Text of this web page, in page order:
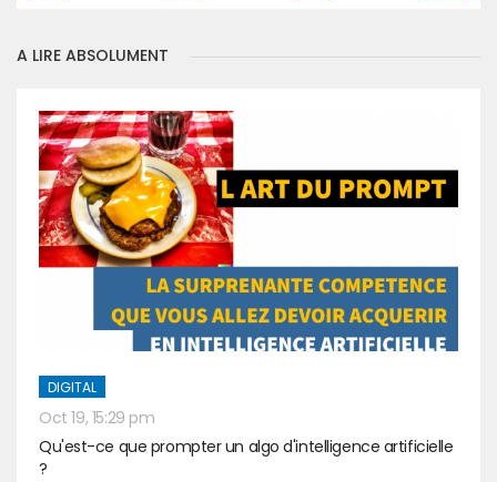
A LIRE ABSOLUMENT
DIGITAL
Oct 19, 15:29 pm
Qu'est-ce que prompter un algo d'intelligence artificielle
?